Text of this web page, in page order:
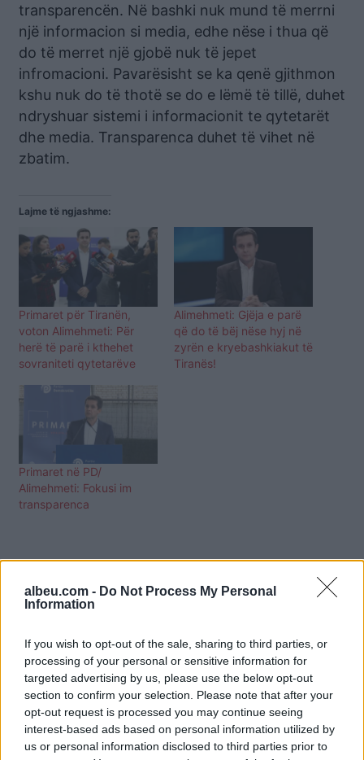
albeu.com - Do Not Process My Personal
Information
If you wish to opt-out of the sale, sharing to third parties, or
processing of your personal or sensitive information for
targeted advertising by us, please use the below opt-out
section to confirm your selection. Please note that after your
opt-out request is processed you may continue seeing
interest-based ads based on personal information utilized by
us or personal information disclosed to third parties prior to
transparencën. Në bashki nuk mund të merrni
një informacion si media, edhe nëse i thua që
do të merret një gjobë nuk të jepet
infromacioni. Pavarësisht se ka qenë gjithmon
kshu nuk do të thotë se do e lëmë të tillë, duhet
ndryshuar sistemi i informacionit te qytetarët
dhe media. Transparenca duhet të vihet në
zbatim.
Lajme të ngjashme:
Primaret për Tiranën,
voton Alimehmeti: Për
herë të parë i kthehet
sovraniteti qytetarëve
Alimehmeti: Gjëja e parë
që do të bëj nëse hyj në
zyrën e kryebashkiakut të
Tiranës!
Primaret në PD/
Alimehmeti: Fokusi im
transparenca